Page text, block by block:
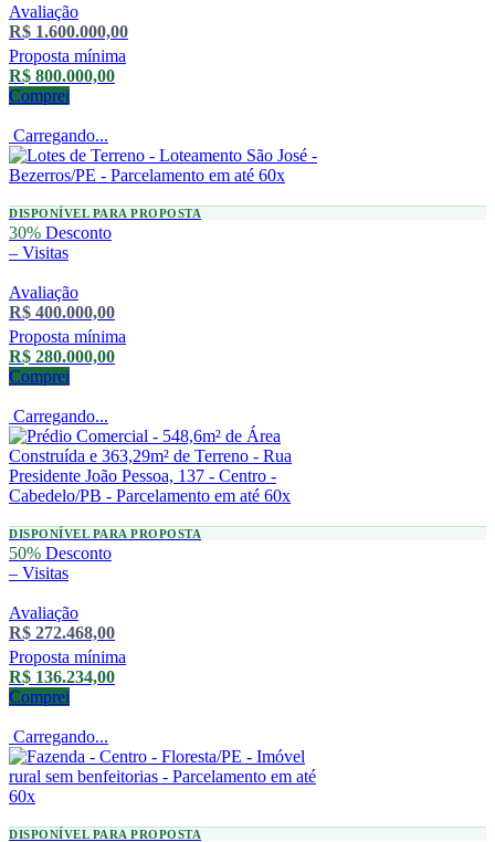
Avaliação
R$ 1.600.000,00
Proposta mínima
R$ 800.000,00
Comprei
Carregando...
DISPONÍVEL PARA PROPOSTA
30% Desconto
– Visitas
Avaliação
R$ 400.000,00
Proposta mínima
R$ 280.000,00
Comprei
Carregando...
DISPONÍVEL PARA PROPOSTA
50% Desconto
– Visitas
Avaliação
R$ 272.468,00
Proposta mínima
R$ 136.234,00
Comprei
Carregando...
DISPONÍVEL PARA PROPOSTA